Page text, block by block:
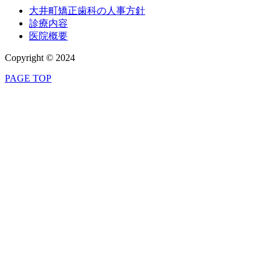
大井町矯正歯科の人事方針
診療内容
医院概要
Copyright © 2024
PAGE TOP